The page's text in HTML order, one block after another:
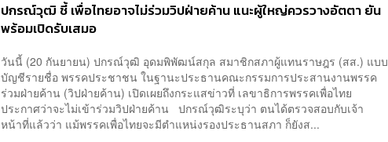
ปกรณ์วุฒิ ชี้ เพื่อไทยอาจไม่ร่วมวิปฝ่ายค้าน แนะผู้ใหญ่ควรวางอัตตา ยัน
พร้อมเปิดรับเสมอ
วันนี้ (20 กันยายน) ปกรณ์วุฒิ อุดมพิพัฒน์สกุล สมาชิกสภาผู้แทนราษฎร (สส.) แบบ
บัญชีรายชื่อ พรรคประชาชน ในฐานะประธานคณะกรรมการประสานงานพรรค
ร่วมฝ่ายค้าน (วิปฝ่ายค้าน) เปิดเผยถึงกระแสข่าวที่ เลขาธิการพรรคเพื่อไทย
ประกาศว่าจะไม่เข้าร่วมวิปฝ่ายค้าน ปกรณ์วุฒิระบุว่า ตนได้ตรวจสอบกับเจ้า
หน้าที่แล้วว่า แม้พรรคเพื่อไทยจะมีตำแหน่งรองประธานสภา ก็ยังส...